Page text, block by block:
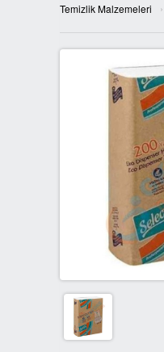
GERİ
2Lİ GERİ
3LÜ GERİ
4LÜ GERİ
BOYALI
KUTULARI
METAL
KUTULARI
PLASTİK
SIFIR ATIK
İKİLİ SIFIR
ÜÇLÜ
DÖRTLÜ
DÖNER
KUTULARI
ATIK
BANKA
İLETİŞİM
Temizlik Malzemeleri ›